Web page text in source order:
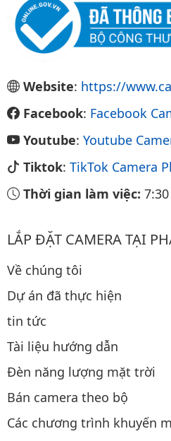
Website: https://
Facebook: Facebook
Youtube: Youtube
Tiktok: TikTok Camera
Thời gian làm việc: 7:30
LẮP ĐẶT CAMERA TẠI
Về chúng tôi
Dự án đã thực hiện
tin tức
Tài liệu hướng dẫn
Đèn năng lượng mặt trời
Bán camera theo bộ
Các chương trình khuyến